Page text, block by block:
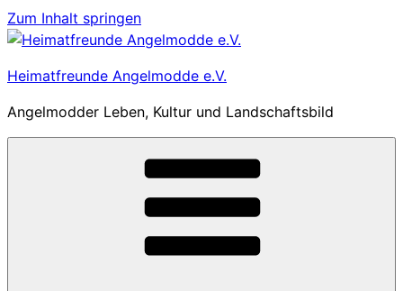
Zum Inhalt springen
Heimatfreunde Angelmodde e.V.
Angelmodder Leben, Kultur und Landschaftsbild